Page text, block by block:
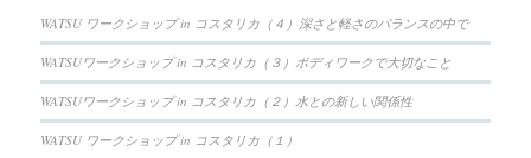
WATSU ワークショップ in コスタリカ（４）深さと軽さのバランスの中で
WATSUワークショップ in コスタリカ（３）ボディワークで大切なこと
WATSUワークショップ in コスタリカ（２）水との新しい関係性
WATSU ワークショップ in コスタリカ（１）